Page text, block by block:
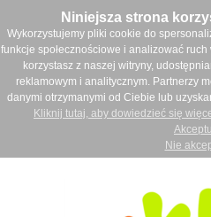
Niniejsza strona
Wykorzystujemy pliki cookie do
funkcje społecznościowe i analizować
korzystasz z naszej witryny,
reklamowym i analitycznym. Partnerzy
danymi otrzymanymi od Ciebie lub
Kliknij tutaj, aby dowiedzieć się
Nie